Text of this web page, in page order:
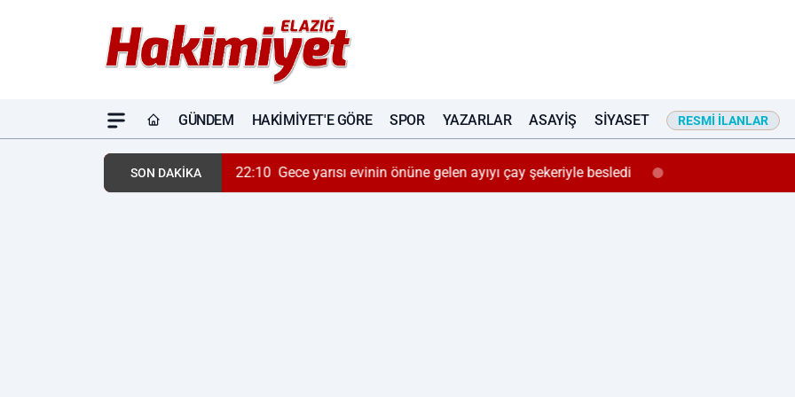
GÜNDEM HAKIMIYET'E GÖRE SPOR YAZARLAR ASAYIŞ SIYASET RESMI İLANLAR
SON DAKİKA 22:10 Gece yarısı evinin önüne gelen ayıyı çay şekeriyle besledi